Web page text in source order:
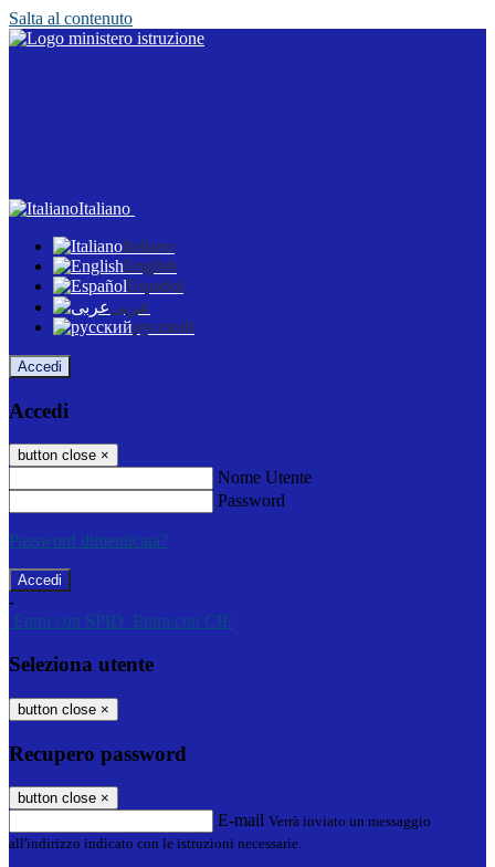
Salta al contenuto
Italiano
Italiano
English
Español
عربى
русский
Accedi
Accedi
button close ×
Nome Utente
Password
Password dimenticata?
-
Entra con SPID Entra con CIE
Seleziona utente
button close ×
Recupero password
button close ×
E-mail Verrà inviato un messaggio
all'indirizzo indicato con le istruzioni necessarie.